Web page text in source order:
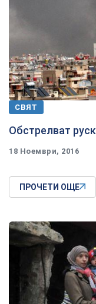
СВЯТ
Обстрелват
18 Ноември, 2016
ПРОЧЕТИ ОЩЕ